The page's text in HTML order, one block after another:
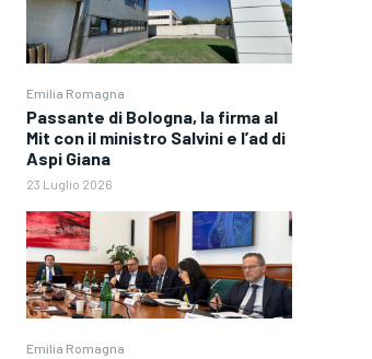
Emilia Romagna
Passante di Bologna, la firma al
Mit con il ministro Salvini e l’ad di
Aspi Giana
23 Luglio 2026
Emilia Romagna